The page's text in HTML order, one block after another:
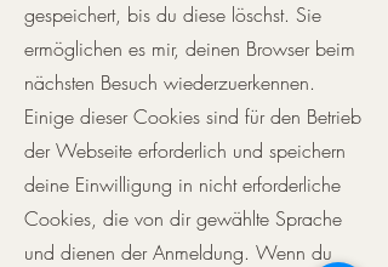
gespeichert, bis du diese löschst. Sie
ermöglichen es mir, deinen Browser beim
nächsten Besuch wiederzuerkennen.
Einige dieser Cookies sind für den Betrieb
der Webseite erforderlich und speichern
deine Einwilligung in nicht erforderliche
Cookies, die von dir gewählte Sprache
und dienen der Anmeldung. Wenn du